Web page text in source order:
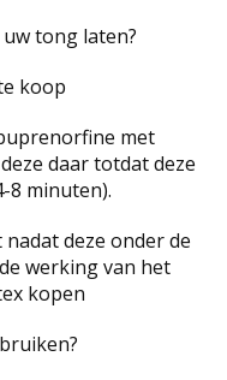
tong laten?
koop
met
daar totdat deze
8 minuten).
deze onder de
werking van het
kopen